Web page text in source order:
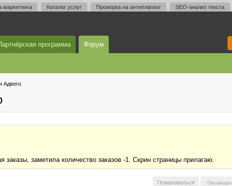
маркетинга Каталог услуг Проверка на антиплагиат SEO-анализ текста
программа Форум
Адвего
заметила количество заказов -1. Скрин страницы прилагаю.
Пожаловаться